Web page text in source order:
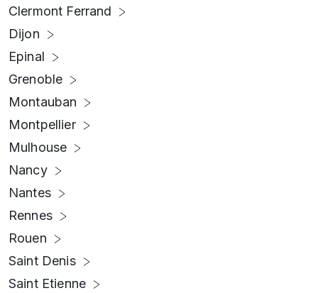
Clermont Ferrand
Dijon
Epinal
Grenoble
Montauban
Montpellier
Mulhouse
Nancy
Nantes
Rennes
Rouen
Saint Denis
Saint Etienne